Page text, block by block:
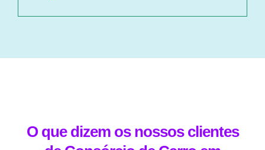
O que dizem os nossos clientes